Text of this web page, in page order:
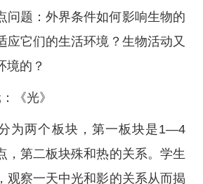
问题：外界条件如何影响生物的
应它们的生活环境？生物活动又
境的？
《光》
为两个板块，第一板块是1—4
，第二板块殊和热的关系。学生
观察一天中光和影的关系从而揭